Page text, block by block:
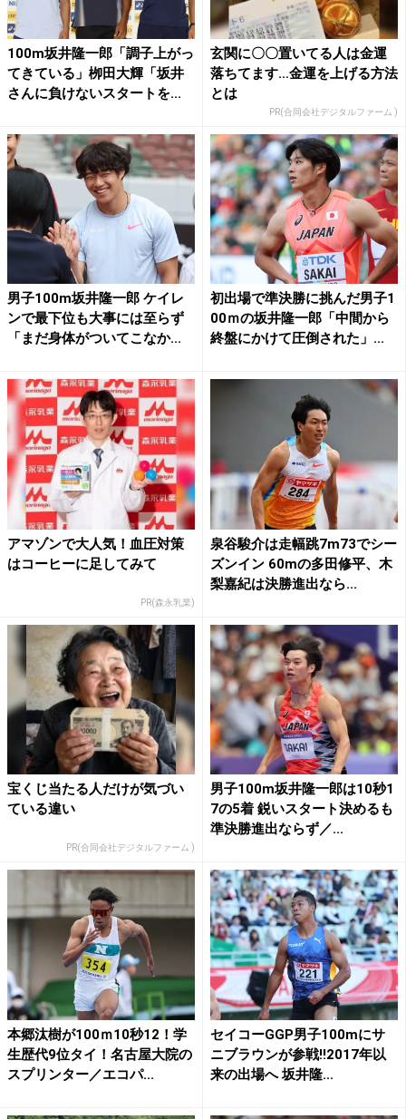
100m坂井隆一郎「調子上がっ
てきている」栁田大輝「坂井
さんに負けないスタートを...
玄関に〇〇置いてる人は金運
落ちてます…金運を上げる方法
とは
PR(合同会社デジタルファーム )
男子100m坂井隆一郎 ケイレ
ンで最下位も大事には至らず
「まだ身体がついてこなか...
初出場で準決勝に挑んだ男子1
00ｍの坂井隆一郎「中間から
終盤にかけて圧倒された」...
アマゾンで大人気！血圧対策
はコーヒーに足してみて
PR(森永乳業)
泉谷駿介は走幅跳7m73でシー
ズンイン 60mの多田修平、木
梨嘉紀は決勝進出なら...
宝くじ当たる人だけが気づい
ている違い
PR(合同会社デジタルファーム )
男子100m坂井隆一郎は10秒1
7の5着 鋭いスタート決めるも
準決勝進出ならず／...
本郷汰樹が100ｍ10秒12！学
生歴代9位タイ！名古屋大院の
スプリンター／エコパ...
セイコーGGP男子100mにサ
ニブラウンが参戦!!2017年以
来の出場へ 坂井隆...